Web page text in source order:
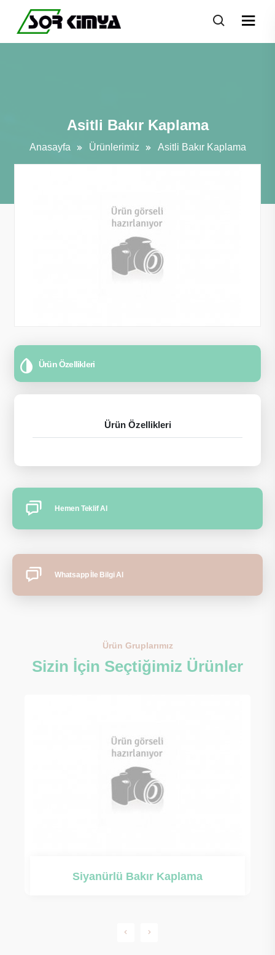
Asitli Bakır Kaplama
Anasayfa Ürünlerimiz Asitli Bakır Kaplama
Ürün Özellikleri
Ürün Özellikleri
Hemen Teklif Al
Whatsapp İle Bilgi Al
Ürün Gruplarımız
Sizin İçin Seçtiğimiz Ürünler
Siyanürlü Bakır Kaplama